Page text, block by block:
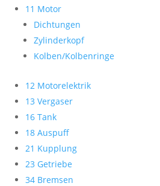
11 Motor
Dichtungen
Zylinderkopf
Kolben/Kolbenringe
12 Motorelektrik
13 Vergaser
16 Tank
18 Auspuff
21 Kupplung
23 Getriebe
34 Bremsen